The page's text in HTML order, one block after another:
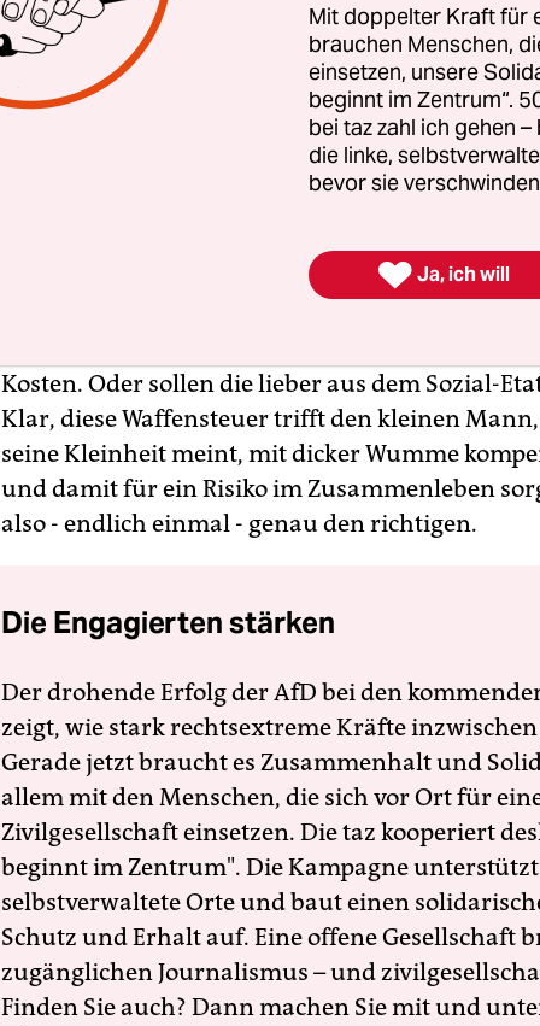
Natürlich nicht. Der Staat erhebt Steuern, um
gewährleisten. Und es wird dabei auch nach
Kosten. Oder sollen die lieber aus dem Sozial-
Klar, diese Waffensteuer trifft den kleinen
seine Kleinheit meint, mit dicker Wumme
und damit für ein Risiko im Zusammenleben
also - endlich einmal - genau den richtigen.
Die Engagierten stärken
Der drohende Erfolg der AfD bei den
zeigt, wie stark rechtsextreme Kräfte
Gerade jetzt braucht es Zusammenhalt und
allem mit den Menschen, die sich vor Ort für
Zivilgesellschaft einsetzen. Die taz kooperiert
beginnt im Zentrum". Die Kampagne
selbstverwaltete Orte und baut einen
Schutz und Erhalt auf. Eine offene Gesellschaft
zugänglichen Journalismus – und
Finden Sie auch? Dann machen Sie mit und
Mit doppelter Kraft für
brauchen Menschen,
einsetzen, unsere
beginnt im Zentrum“.
bei taz zahl ich gehen
die linke,
bevor sie
 Ja, ich will